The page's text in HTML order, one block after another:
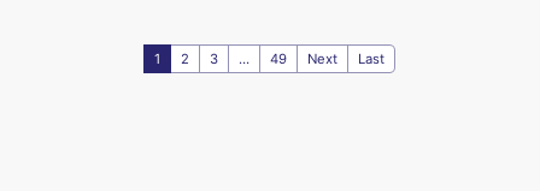
1 2 3 ... 49 Next Last